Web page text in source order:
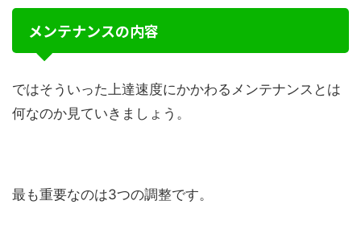
メンテナンスの内容
ではそういった上達速度にかかわるメンテナンスとは
何なのか見ていきましょう。
最も重要なのは3つの調整です。